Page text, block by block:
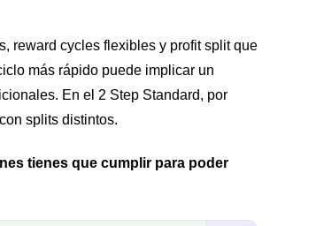
reward cycles flexibles y profit split que
más rápido puede implicar un
En el 2 Step Standard, por
splits distintos.
tienes que cumplir para poder